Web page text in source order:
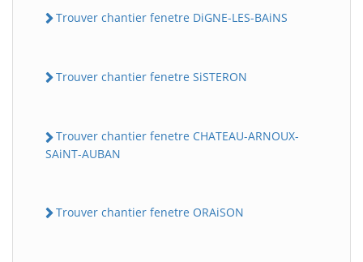
Trouver chantier fenetre DiGNE-LES-BAiNS
Trouver chantier fenetre SiSTERON
Trouver chantier fenetre CHATEAU-ARNOUX-
SAiNT-AUBAN
Trouver chantier fenetre ORAiSON